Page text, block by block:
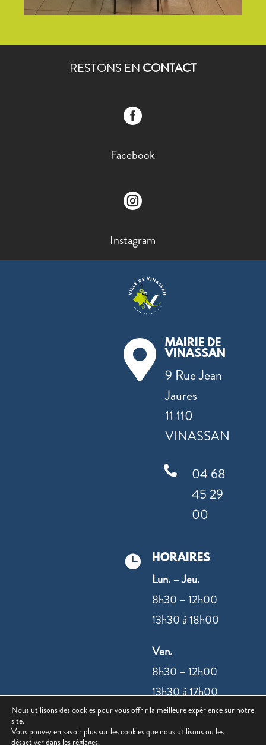
RESTONS EN CONTACT

Facebook

Instagram

MAIRIE DE
VINASSAN
9 Rue Jean
Jaures
11 110
VINASSAN

04 68
45 29
00
 HORAIRES
Lun. – Jeu.
8h30 – 12h00
13h30 à 18h00
Ven.
8h30 – 12h00
13h30 à 17h00
NOUS
Nous utilisons des cookies pour vous offrir la meilleure expérience sur notre
site.
Vous pouvez en savoir plus sur les cookies que nous utilisons ou les
désactiver dans les réglages.